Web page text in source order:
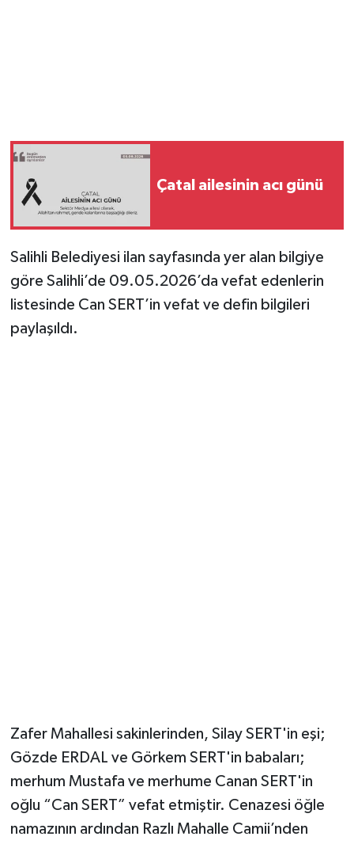
Çatal ailesinin acı günü
Salihli Belediyesi ilan sayfasında yer alan bilgiye
göre Salihli’de 09.05.2026’da vefat edenlerin
listesinde Can SERT’in vefat ve defin bilgileri
paylaşıldı.
Zafer Mahallesi sakinlerinden, Silay SERT'in eşi;
Gözde ERDAL ve Görkem SERT'in babaları;
merhum Mustafa ve merhume Canan SERT'in
oğlu “Can SERT” vefat etmiştir. Cenazesi öğle
namazının ardından Razlı Mahalle Camii’nden